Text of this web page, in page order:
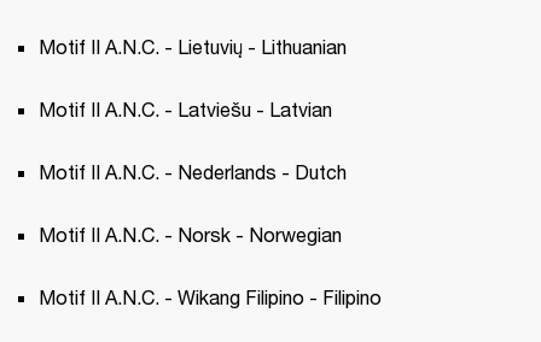
Motif II A.N.C. - Lietuvių - Lithuanian
Motif II A.N.C. - Latviešu - Latvian
Motif II A.N.C. - Nederlands - Dutch
Motif II A.N.C. - Norsk - Norwegian
Motif II A.N.C. - Wikang Filipino - Filipino